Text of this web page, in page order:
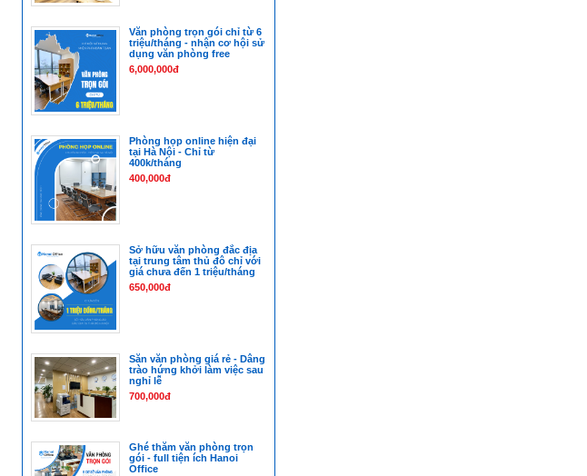
Văn phòng trọn gói chỉ từ 6
triệu/tháng - nhận cơ hội sử
dụng văn phòng free
6,000,000đ
Phòng họp online hiện đại
tại Hà Nội - Chỉ từ
400k/tháng
400,000đ
Sở hữu văn phòng đắc địa
tại trung tâm thủ đô chỉ với
giá chưa đến 1 triệu/tháng
650,000đ
Săn văn phòng giá rẻ - Dâng
trào hứng khởi làm việc sau
nghỉ lễ
700,000đ
Ghé thăm văn phòng trọn
gói - full tiện ích Hanoi
Office